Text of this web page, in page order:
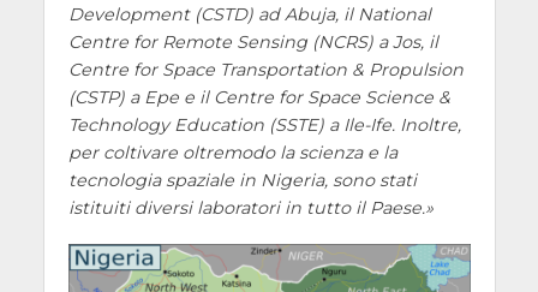
Development (CSTD) ad Abuja, il National
Centre for Remote Sensing (NCRS) a Jos, il
Centre for Space Transportation & Propulsion
(CSTP) a Epe e il Centre for Space Science &
Technology Education (SSTE) a Ile-Ife. Inoltre,
per coltivare oltremodo la scienza e la
tecnologia spaziale in Nigeria, sono stati
istituiti diversi laboratori in tutto il Paese.